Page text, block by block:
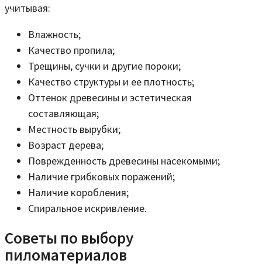
учитывая:
Влажность;
Качество пропила;
Трещины, сучки и другие пороки;
Качество структуры и ее плотность;
Оттенок древесины и эстетическая
составляющая;
Местность вырубки;
Возраст дерева;
Поврежденность древесины насекомыми;
Наличие грибковых поражений;
Наличие коробления;
Спиральное искривление.
Советы по выбору
пиломатериалов